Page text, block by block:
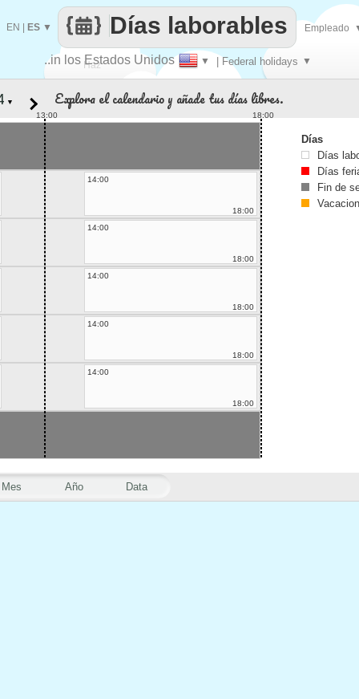
Haz
..in los Estados Unidos ▼ | Federal holidays ▼
Días laborables
EN ES ▼ Empleado
Mes Año Data
▼ Explora el calendario y añade tus días libres.
13:00 18:00
14:00
18:00
14:00
18:00
14:00
18:00
14:00
18:00
14:00
18:00
Días
Días
Días
Fin de